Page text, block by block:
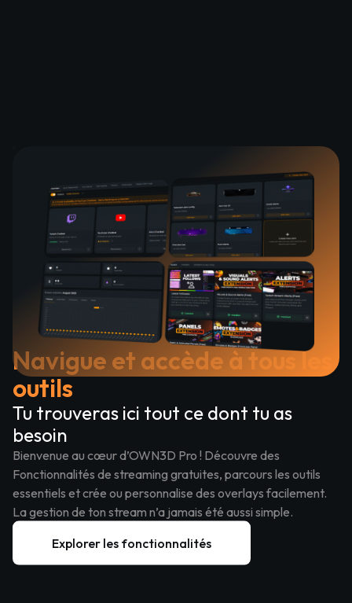
Navigue et accède à tous les
outils
Tu trouveras ici tout ce dont tu as
besoin
Bienvenue au cœur d’OWN3D Pro ! Découvre des
Fonctionnalités de streaming gratuites, parcours les outils
essentiels et crée ou personnalise des overlays facilement.
La gestion de ton stream n’a jamais été aussi simple.
Explorer les fonctionnalités